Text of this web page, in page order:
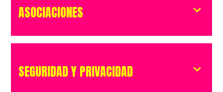
ASOCIACIONES
SEGURIDAD Y PRIVACIDAD